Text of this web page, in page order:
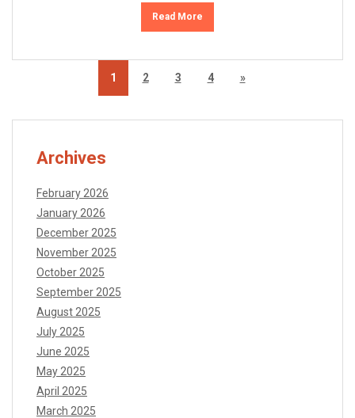
Read More
1 2 3 4 »
Archives
February 2026
January 2026
December 2025
November 2025
October 2025
September 2025
August 2025
July 2025
June 2025
May 2025
April 2025
March 2025